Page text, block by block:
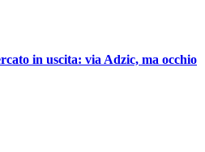
in uscita: via Adzic, ma occhio